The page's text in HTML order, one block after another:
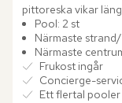
pittoreska vikar
stilfull design och
Bo i...
Pool: 2 st
Närmaste
Närmaste
Frukost ingår
Concierge-
Ett flertal pooler